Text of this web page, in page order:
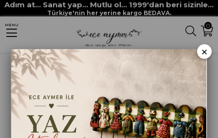
Adım at... Sanat yap... Mutlu ol... 1999'dan beri sizinle...
Türkiye'nin her yerine kargo BEDAVA.
0
MENU
Anasayfa HAM MALZEMELER MDF VE MASİF OBJELER KUTULAR
MDF DİKDÖRTGEN KAPAKLI KUTU KÜÇÜK
×